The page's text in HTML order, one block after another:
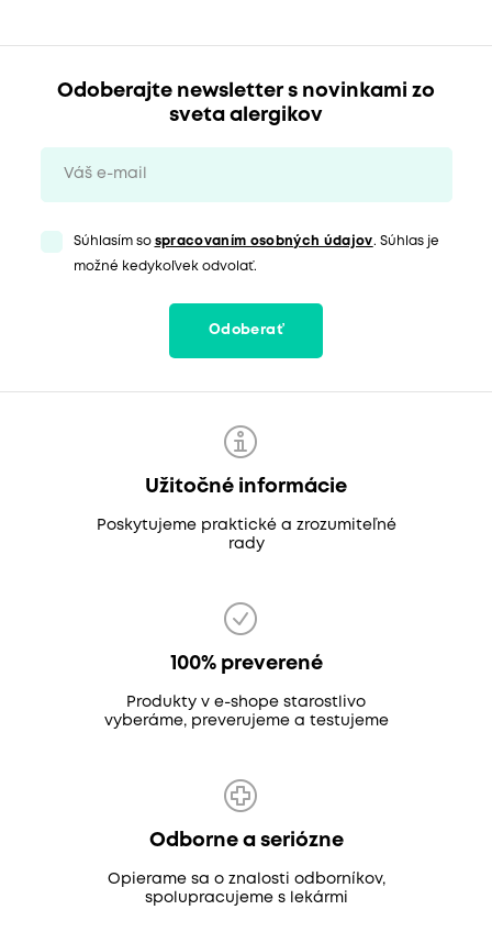
Odoberajte newsletter s novinkami zo
sveta alergikov
Súhlasím so spracovaním osobných údajov. Súhlas je
možné kedykoľvek odvolať.
Odoberať
Užitočné informácie
Poskytujeme praktické a zrozumiteľné
rady
100% preverené
Produkty v e-shope starostlivo
vyberáme, preverujeme a testujeme
Odborne a seriózne
Opierame sa o znalosti odborníkov,
spolupracujeme s lekármi